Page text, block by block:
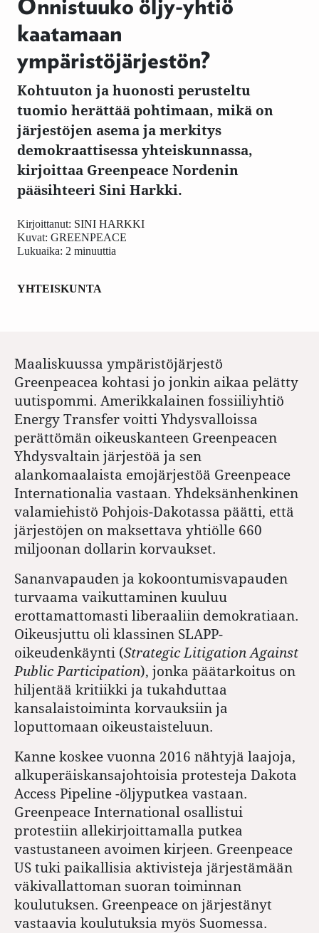
Onnistuuko öljy-yhtiö
kaatamaan
ympäristöjärjestön?
Kohtuuton ja huonosti perusteltu
tuomio herättää pohtimaan, mikä on
järjestöjen asema ja merkitys
demokraattisessa yhteiskunnassa,
kirjoittaa Greenpeace Nordenin
pääsihteeri Sini Harkki.
Kirjoittanut: SINI HARKKI
Kuvat: GREENPEACE
Lukuaika: 2 minuuttia
YHTEISKUNTA
Maaliskuussa ympäristöjärjestö
Greenpeacea kohtasi jo jonkin aikaa pelätty
uutispommi. Amerikkalainen fossiiliyhtiö
Energy Transfer voitti Yhdysvalloissa
perättömän oikeuskanteen Greenpeacen
Yhdysvaltain järjestöä ja sen
alankomaalaista emojärjestöä Greenpeace
Internationalia vastaan. Yhdeksänhenkinen
valamiehistö Pohjois-Dakotassa päätti, että
järjestöjen on maksettava yhtiölle 660
miljoonan dollarin korvaukset.
Sananvapauden ja kokoontumisvapauden
turvaama vaikuttaminen kuuluu
erottamattomasti liberaaliin demokratiaan.
Oikeusjuttu oli klassinen SLAPP-
oikeudenkäynti (Strategic Litigation Against
Public Participation), jonka päätarkoitus on
hiljentää kritiikki ja tukahduttaa
kansalaistoiminta korvauksiin ja
loputtomaan oikeustaisteluun.
Kanne koskee vuonna 2016 nähtyjä laajoja,
alkuperäiskansajohtoisia protesteja Dakota
Access Pipeline -öljyputkea vastaan.
Greenpeace International osallistui
protestiin allekirjoittamalla putkea
vastustaneen avoimen kirjeen. Greenpeace
US tuki paikallisia aktivisteja järjestämään
väkivallattoman suoran toiminnan
koulutuksen. Greenpeace on järjestänyt
vastaavia koulutuksia myös Suomessa.